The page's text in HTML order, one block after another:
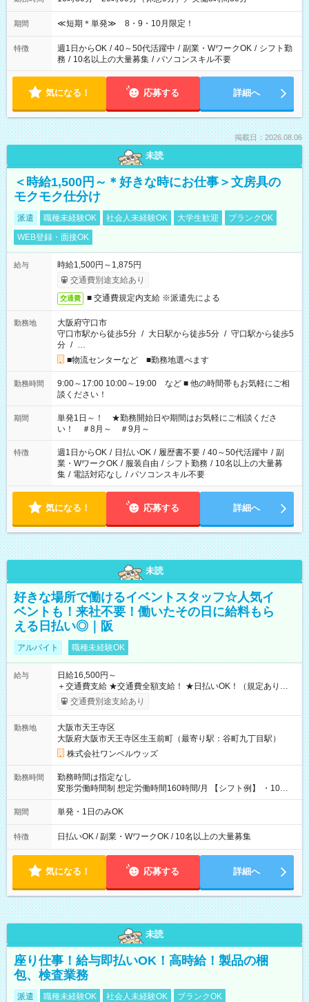
期間 ≪短期＊単発≫ 8・9・10月限定！
特徴 週1日からOK / 40～50代活躍中 / 副業・WワークOK / シフト勤
務 / 10名以上の大量募集 / パソコンスキル不要
気になる！ 応募する 詳細へ
掲載日：2026.08.06
未読
＜時給1,500円～＊好きな時にお仕事＞文房具の
モクモク仕分け
派遣 職種未経験OK 社会人未経験OK 大学生歓迎
ブランクOK
WEB登録・面接OK
給与
時給1,500円～1,875円
交通費別途支給あり
交通費 ■ 交通費規定内支給 ※派遣先による
勤務地
大阪府守口市
守口市駅から徒歩5分 / 大日駅から徒歩5分 / 守口駅から徒歩5
分 / …
■物流センターなど ■勤務地選べます
勤務時間
9:00～17:00 10:00～19:00 など ■ 他の時間帯もお気軽にご相
談ください！
期間
単発1日～！ ★勤務開始日や期間はお気軽にご相談くださ
い！ ＃8月～ ＃9月～
特徴 週1日からOK / 日払いOK / 履歴書不要 / 40～50代活躍中 / 副
業・WワークOK / 服装自由 / シフト勤務 / 10名以上の大量募
集 / 電話対応なし / パソコンスキル不要
気になる！ 応募する 詳細へ
未読
好きな場所で働けるイベントスタッフ☆人気イ
ベントも！来社不要！働いたその日に給料もら
える日払い◎｜阪
アルバイト 職種未経験OK
給与
日給16,500円～
＋交通費支給 ★交通費全額支給！ ★日払いOK！（規定あり） ┗
働いたその日に現金GET♪ お仕事後はコンビニATMから 日払
交通費別途支給あり
勤務地
大阪市天王寺区
大阪府大阪市天王寺区生玉前町（最寄り駅：谷町九丁目駅）
株式会社ワンベルウッズ
勤務時間
勤務時間は指定なし
変形労働時間制 想定労働時間160時間/月 【シフト例】 ・10：
00～20：00
期間 単発・1日のみOK
特徴 日払いOK / 副業・WワークOK / 10名以上の大量募集
気になる！ 応募する 詳細へ
未読
座り仕事！給与即払いOK！高時給！製品の梱
包、検査業務
派遣 職種未経験OK 社会人未経験OK
ブランクOK